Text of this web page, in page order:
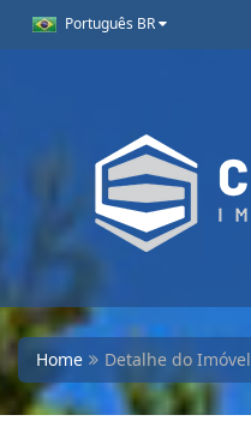
Português BR
Home Detalhe do Imóvel